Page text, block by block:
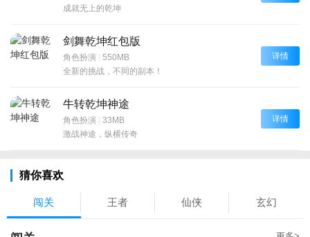
成就无上的乾坤
剑舞乾坤红包版
角色扮演 | 550MB
全新的挑战，不同的副本！
详情
牛转乾坤神途
角色扮演 | 33MB
激战神途，纵横传奇
详情
猜你喜欢
闯关 王者 仙侠 玄幻